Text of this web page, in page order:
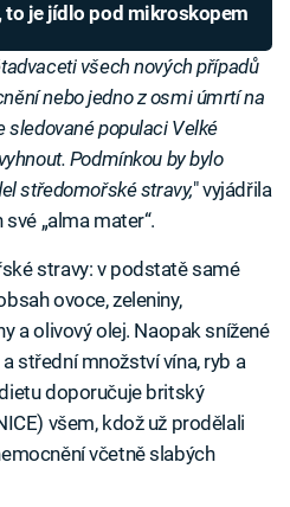
to je jídlo pod mikroskopem
všech nových případů
nebo jedno z osmi úmrtí na
sledované populaci Velké
Podmínkou by bylo
středomořské stravy," vyjádřila
„alma mater“.
stravy: v podstatě samé
ovoce, zeleniny,
a olivový olej. Naopak snížené
střední množství vína, ryb a
doporučuje britský
všem, kdož už prodělali
včetně slabých